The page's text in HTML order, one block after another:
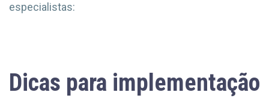
especialistas:
Dicas para implementação